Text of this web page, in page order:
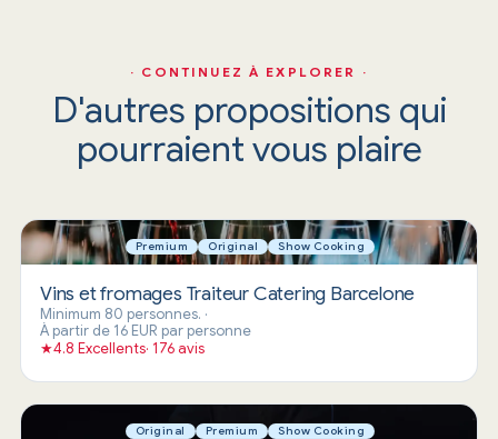
· CONTINUEZ À EXPLORER ·
D'autres propositions qui
pourraient vous plaire
Premium Original Show Cooking
Vins et fromages Traiteur Catering Barcelone
Minimum 80 personnes. ·
À partir de 16 EUR par personne
★4.8 Excellents· 176 avis
Original Premium Show Cooking